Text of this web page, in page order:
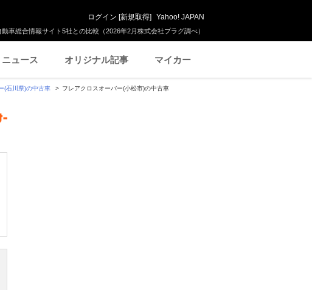
車総合情報サイト5社との比較（2026年2月株式会社プラグ調べ）
ログイン [新規取得] Yahoo! JAPAN
ニュース オリジナル記事 マイカー
(石川県)の中古車 フレアクロスオーバー(小松市)の中古車